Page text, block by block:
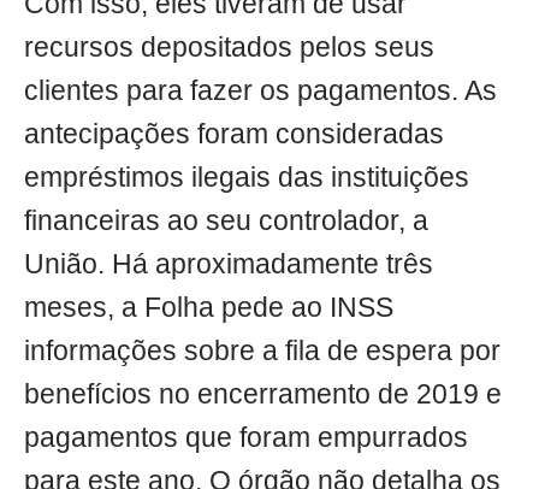
recursos depositados pelos seus
clientes para fazer os pagamentos. As
antecipações foram consideradas
empréstimos ilegais das instituições
financeiras ao seu controlador, a
União. Há aproximadamente três
meses, a Folha pede ao INSS
informações sobre a fila de espera por
benefícios no encerramento de 2019 e
pagamentos que foram empurrados
para este ano. O órgão não detalha os